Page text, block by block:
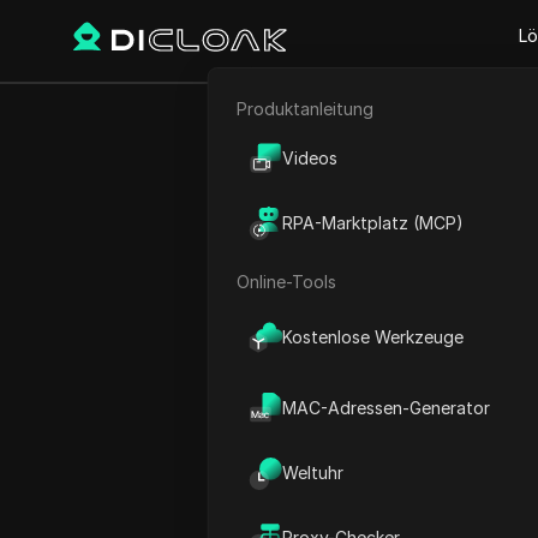
E-Commerce
Produktanleitung
Videos
RPA-Marktplatz (MCP)
Online-Tools
Kostenlose Werkzeuge
MAC-Adressen-Generator
Weltuhr
Zurück
Wie
Sandra Anderson
Letzten Monat
Nacht den Zugriff auf
Vorwarnung, nur eine